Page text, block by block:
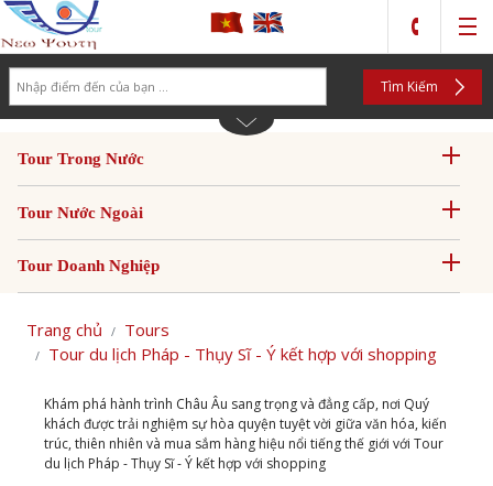
Tìm Kiếm
Tour Trong Nước
Tour Nước Ngoài
Tour Doanh Nghiệp
Trang chủ
Tours
Tour du lịch Pháp - Thụy Sĩ - Ý kết hợp với shopping
Khám phá hành trình Châu Âu sang trọng và đẳng cấp, nơi Quý
khách được trải nghiệm sự hòa quyện tuyệt vời giữa văn hóa, kiến
trúc, thiên nhiên và mua sắm hàng hiệu nổi tiếng thế giới với Tour
du lịch Pháp - Thụy Sĩ - Ý kết hợp với shopping